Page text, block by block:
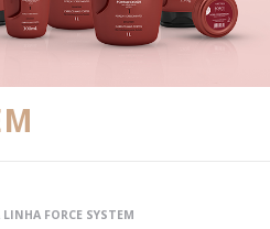
LINHA FORCE SYSTEM